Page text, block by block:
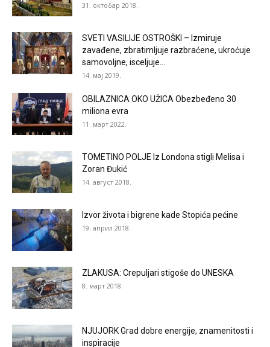
31. октобар 2018.
SVETI VASILIJE OSTROŠKI – Izmiruje
zavađene, zbratimljuje razbraćene, ukroćuje
samovoljne, isceljuje...
14. мај 2019.
OBILAZNICA OKO UŽICA Obezbeđeno 30
miliona evra
11. март 2022.
TOMETINO POLJE Iz Londona stigli Melisa i
Zoran Đukić
14. август 2018.
Izvor života i bigrene kade Stopića pećine
19. април 2018.
ZLAKUSA: Crepuljari stigoše do UNESKA
8. март 2018.
NJUJORK Grad dobre energije, znamenitosti i
inspiracije